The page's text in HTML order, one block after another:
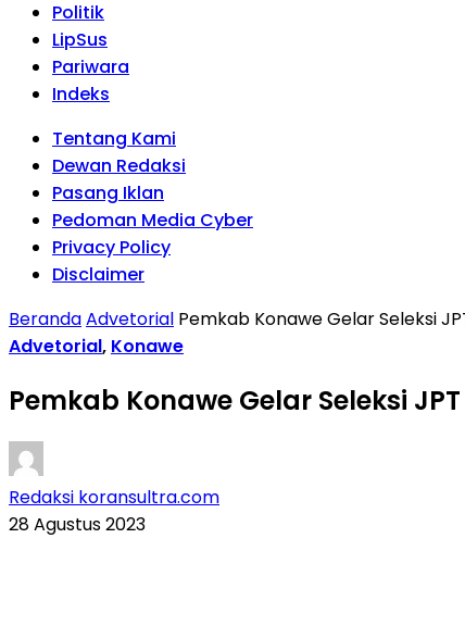
Politik
LipSus
Pariwara
Indeks
Tentang Kami
Dewan Redaksi
Pasang Iklan
Pedoman Media Cyber
Privacy Policy
Disclaimer
BerandaAdvetorial Pemkab Konawe Gelar Seleksi
Advetorial, Konawe
Pemkab Konawe Gelar Seleksi JPT
Redaksi koransultra.com
28 Agustus 2023